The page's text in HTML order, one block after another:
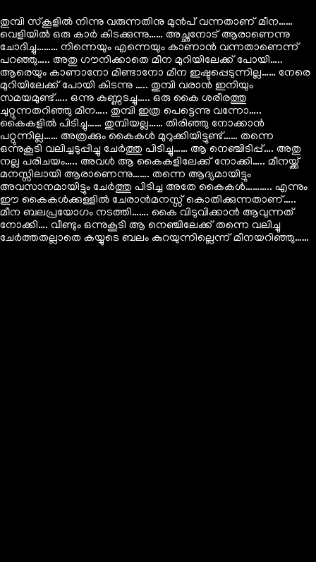
തുമ്പി സ്കൂളിൽ നിന്നു വരുന്നതിനു മുൻപ് വന്നതാണ് മീന……
വെളിയിൽ ഒരു കാർ കിടക്കുന്നു…… അച്ഛനോട് ആരാണെന്നു
ചോദിച്ചു……… നിന്നെയും എന്നെയും കാണാൻ വന്നതാണെന്ന്
പറഞ്ഞു….. അതു ഗൗനിക്കാതെ മീന മുറിയിലേക്ക് പോയി…..
ആരെയും കാണാനോ മിണ്ടാനോ മീന ഇഷ്ടപ്പെടുന്നില്ല…… നേരെ
മുറിയിലേക്ക് പോയി കിടന്നു ….. തുമ്പി വരാൻ ഇനിയും
സമയമുണ്ട്….. ഒന്നു കണ്ണടച്ചു….. ഒരു കൈ ശരീരത്തു
ചുറ്റുന്നതറിഞ്ഞു മീന….. തുമ്പി ഇത്ര പെട്ടെന്നു വന്നോ…..
കൈകളിൽ പിടിച്ചു…… തുമ്പിയല്ല…… തിരിഞ്ഞു നോക്കാൻ
പറ്റുന്നില്ല…… അത്രക്കും കൈകൾ മുറുക്കിയിട്ടുണ്ട്…… തന്നെ
ഒന്നുകൂടി വലിച്ചടുപ്പിച്ചു ചേർത്തു പിടിച്ചു…… ആ നെഞ്ചിടിപ്പ്…. അതു
നല്ല പരിചയം….. അവൾ ആ കൈകളിലേക്ക് നോക്കി….. മീനയ്ക്ക്
മനസ്സിലായി ആരാണെന്നു……. തന്നെ ആദ്യമായിട്ടും
അവസാനമായിട്ടും ചേർത്തു പിടിച്ച അതേ കൈകൾ……….. എന്നും
ഈ കൈകൾക്കുള്ളിൽ ചേരാൻമനസ്സ് കൊതിക്കുന്നതാണ്…..
മീന ബലപ്രയോഗം നടത്തി……. കൈ വിടുവിക്കാൻ ആവുന്നത്
നോക്കി…. വീണ്ടും ഒന്നുകൂടി ആ നെഞ്ചിലേക്ക് തന്നെ വലിച്ചു
ചേർത്തതല്ലാതെ കയ്യുടെ ബലം കുറയുന്നില്ലെന്ന് മീനയറിഞ്ഞു……